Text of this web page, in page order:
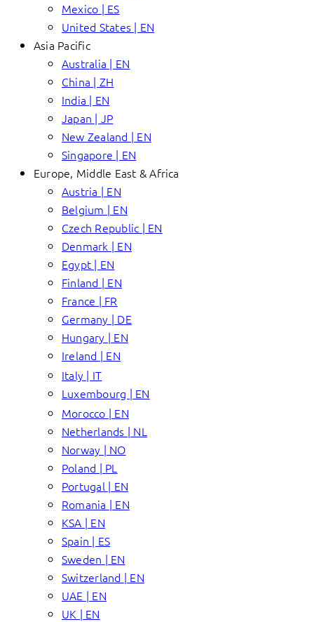
Mexico | ES
United States | EN
Asia Pacific
Australia | EN
China | ZH
India | EN
Japan | JP
New Zealand | EN
Singapore | EN
Europe, Middle East & Africa
Austria | EN
Belgium | EN
Czech Republic | EN
Denmark | EN
Egypt | EN
Finland | EN
France | FR
Germany | DE
Hungary | EN
Ireland | EN
Italy | IT
Luxembourg | EN
Morocco | EN
Netherlands | NL
Norway | NO
Poland | PL
Portugal | EN
Romania | EN
KSA | EN
Spain | ES
Sweden | EN
Switzerland | EN
UAE | EN
UK | EN